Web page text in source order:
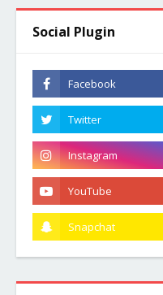
Social Plugin